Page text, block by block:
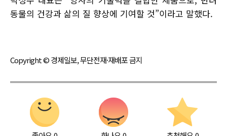
동물의 건강과 삶의 질 향상에 기여할 것”이라고 말했다.
Copyright © 경제일보, 무단전재·재배포 금지